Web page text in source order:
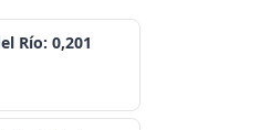
Río: 0,201